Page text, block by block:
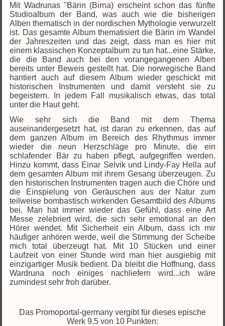
Mit Wadrunas "Bärin (Birna) erscheint schon das fünfte
Studioalbum der Band, was auch wie die bisherigen
Alben thematisch in der nordischen Mythologie verwurzelt
ist. Das gesamte Album thematisiert die Bärin im Wandel
der Jahreszeiten und das zeigt, dass man es hier mit
einem klassischen Konzeptalbum zu tun hat...eine Stärke,
die die Band auch bei den vorangegangenen Alben
bereits unter Beweis gestellt hat. Die norwegische Band
hantiert auch auf diesem Album wieder geschickt mit
historischen Instrumenten und damit versteht sie zu
begeistern. In jedem Fall musikalisch etwas, das total
unter die Haut geht.
Wie sehr sich die Band mit dem Thema
auseinandergesetzt hat, ist daran zu erkennen, das auf
dem ganzen Album im Bereich des Rhythmus immer
wieder die neun Herzschläge pro Minute, die ein
schlafender Bär zu haben pflegt, aufgegriffen werden.
Hinzu kommt, dass Einar Selvik und Lindy-Fay Hella auf
dem gesamten Album mit ihrem Gesang überzeugen. Zu
den historischen Instrumenten tragen auch die Chöre und
die Einspielung von Geräuschen aus der Natur zum
teilweise bombastisch wirkenden Gesamtbild des Albums
bei. Man hat immer wieder das Gefühl, dass eine Art
Messe zelebriert wird, die sich sehr emotional an den
Hörer wendet. Mit Sicherheit ein Album, dass ich mir
häufiger anhören werde, weil die Stimmung der Scheibe
mich total überzeugt hat. Mit 10 Stücken und einer
Laufzeit von einer Stunde wird man hier ausgiebig mit
einzigartiger Musik bedient. Da bleibt die Hoffnung, dass
Wardruna noch einiges nachliefern wird...ich wäre
zumindest sehr froh darüber.
Das Promoportal-germany vergibt für dieses epische
Werk 9,5 von 10 Punkten: